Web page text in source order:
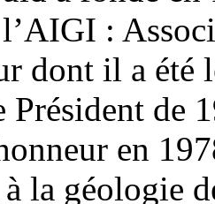
:
dont il a été
Président de
en
la géologie